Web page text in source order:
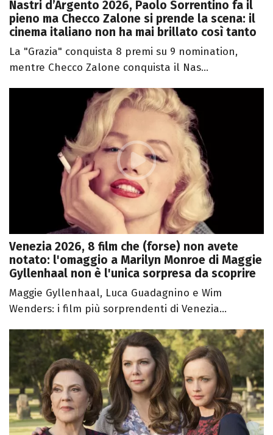
Nastri d’Argento 2026, Paolo Sorrentino fa il
pieno ma Checco Zalone si prende la scena: il
cinema italiano non ha mai brillato così tanto
La "Grazia" conquista 8 premi su 9 nomination,
mentre Checco Zalone conquista il Nas...
Venezia 2026, 8 film che (forse) non avete
notato: l'omaggio a Marilyn Monroe di Maggie
Gyllenhaal non è l'unica sorpresa da scoprire
Maggie Gyllenhaal, Luca Guadagnino e Wim
Wenders: i film più sorprendenti di Venezia...